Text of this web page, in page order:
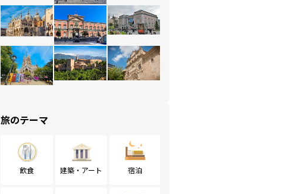
旅のテーマ
飲食 建築・アート 宿泊